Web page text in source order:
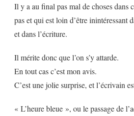
Il y a au final pas mal de choses dans
pas et qui est loin d’être inintéressant
et dans l’écriture.
Il mérite donc que l’on s’y attarde.
En tout cas c’est mon avis.
C’est une jolie surprise, et l’écrivain
« L’heure bleue », ou le passage de